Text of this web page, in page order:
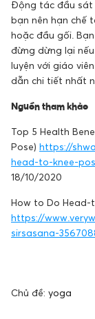
Động tác đầu sát
bạn nên hạn chế
hoặc đầu gối.
đừng dừng lại
luyện với giáo
dẫn chi tiết nhất
Nguồn tham khảo
Top 5 Health
Pose) https://
head-to-knee-
18/10/2020
How to Do Head-
https://
sirsasana-
Chủ đề: yoga